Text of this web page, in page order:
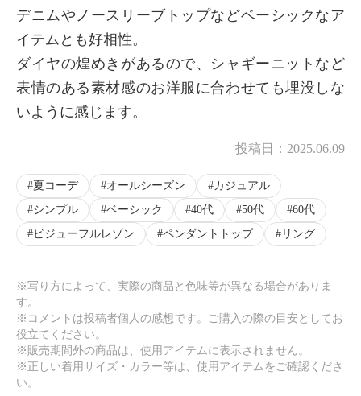
デニムやノースリーブトップなどベーシックなア
イテムとも好相性。
ダイヤの煌めきがあるので、シャギーニットなど
表情のある素材感のお洋服に合わせても埋没しな
いように感じます。
投稿日： 2025.06.09
夏コーデ オールシーズン
カジュアル
シンプル
ベーシック 40代 50代
60代
ビジューフルレゾン
ペンダントトップ リング
※写り方によって、実際の商品と色味等が異なる場合がありま
す。
※コメントは投稿者個人の感想です。ご購入の際の目安としてお
役立てください。
※販売期間外の商品は、使用アイテムに表示されません。
※正しい着用サイズ・カラー等は、使用アイテムをご確認くださ
い。